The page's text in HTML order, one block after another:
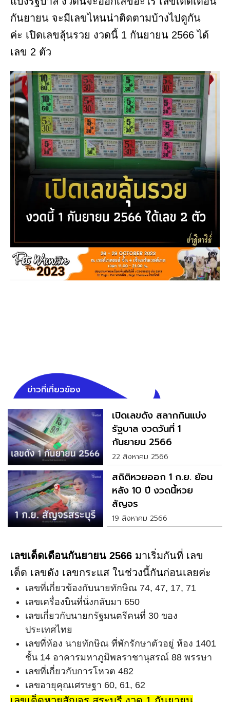
กันยายน จะมีเลขไหนน่าติดตามบ้างไปดูกัน
ค่ะ เปิดเลขลุ้นรวย งวดนี้ 1 กันยายน 2566 ได้
เลข 2 ตัว
ข่าวที่เกี่ยวข้อง
เปิดเลขดัง สลากกินแบ่ง
รัฐบาล งวดวันที่ 1
กันยายน 2566
22 สิงหาคม 2566
สถิติหวยออก 1 ก.ย. ย้อน
หลัง 10 ปี งวดนี้หวย
สัญจร
19 สิงหาคม 2566
เลขเด็ดเดือนกันยายน 2566 มาเริ่มกันที่ เลข
เด็ด เลขดัง เลขกระแส ในช่วงนี้กันก่อนเลยค่ะ
เลขที่เกี่ยวข้องกับนายทักษิณ 74, 47, 17, 71
เลขเครื่องบินที่นั่งกลับมา 650
เลขเกี่ยวกับนายกรัฐมนตรีคนที่ 30 ของ
ประเทศไทย
เลขที่ห้อง นายทักษิณ ที่พักรักษาตัวอยู่ ห้อง 1401
ชั้น 14 อาคารมหาภูมิพลราชานุสรณ์ 88 พรรษา
เลขที่เกี่ยวกับการโหวต 482
เลขอายุคุณเศรษฐา 60, 61, 62